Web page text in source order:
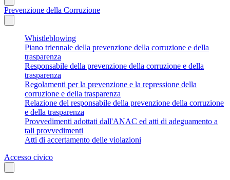
Prevenzione della Corruzione
Whistleblowing
Piano triennale della prevenzione della corruzione e della
trasparenza
Responsabile della prevenzione della corruzione e della
trasparenza
Regolamenti per la prevenzione e la repressione della
corruzione e della trasparenza
Relazione del responsabile della prevenzione della corruzione
e della trasparenza
Provvedimenti adottati dall'ANAC ed atti di adeguamento a
tali provvedimenti
Atti di accertamento delle violazioni
Accesso civico